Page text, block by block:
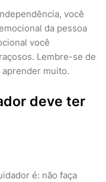
você
da pessoa
você
Lembre-se de
muito.
deve ter
é: não faça